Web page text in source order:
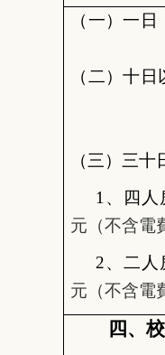
（一）一
（二）十
（三）三十
1 、四人
元（不含電
2、二人
元（不含電
四、